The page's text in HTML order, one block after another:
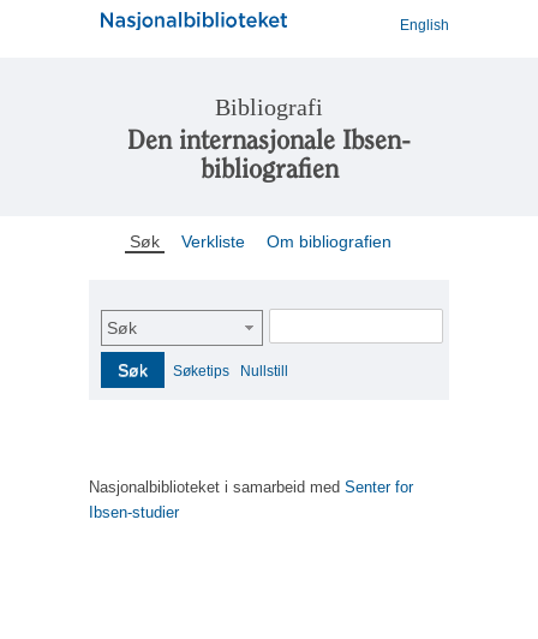
English
Bibliografi
Den internasjonale Ibsen-
bibliografien
Søk Verkliste Om bibliografien
Søk
Søk Søketips Nullstill
Nasjonalbiblioteket i samarbeid med Senter for
Ibsen-studier